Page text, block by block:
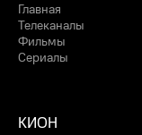
Главная
Телеканалы
Фильмы
Сериалы
КИОН